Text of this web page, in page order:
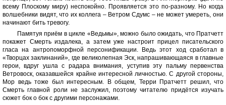
всему Плоскому миру) неспокойно. Проявляется это по-разному. Но когда
волшебники видят, что их коллега – Ветром Сдумс – не может умереть, они
начинают бить тревогу.
Памятуя приём в цикле «Ведьмы», можно было ожидать, что Пратчетт
покажет Смерть издалека, а затем уже настроит прицел писательского
гласа на антропоморфной персонификации. Ведь этот ход сработал в
«Творцах заклинаний», где великолепная Эск, напрашивающаяся в главные
герои, вдруг ушла с радара внимания, уступив эту пальму первенства
Ветровоск, оказавшейся крайне интересной личностью. С другой стороны,
Мор ведь тоже был интересным. В общем, Терри Пратчетт решил, что
Смерть главной роли не заслужил, поэтому читателю придётся изучать
сюжет бок о бок с другими персонажами.